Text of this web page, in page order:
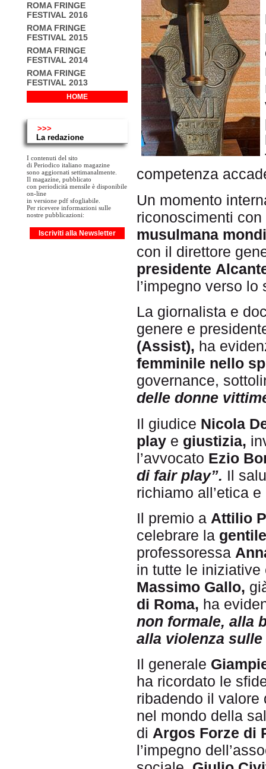
ROMA FRINGE
FESTIVAL 2016
ROMA FRINGE
FESTIVAL 2015
ROMA FRINGE
FESTIVAL 2014
ROMA FRINGE
FESTIVAL 2013
HOME
>>>
La redazione
I contenuti del sito
di Periodico italiano magazine
sono aggiornati settimanalmente.
Il magazine, pubblicato
con periodicità mensile è disponibile
on-line
in versione pdf sfogliabile.
Per ricevere informazioni sulle
nostre pubblicazioni:
Iscriviti alla Newsletter
competenza
Un momento
riconoscimenti con
musulmana
con il direttore
presidente
l’impegno verso lo
La giornalista e
genere e
(Assist), ha
femminile nello
governance,
delle donne
Il giudice Nicola
play e giustizia,
l’avvocato Ezio
di fair play”. Il
richiamo all’etica
Il premio a Attilio
celebrare la
professoressa
in tutte le
Massimo Gallo,
di Roma, ha
non formale, alla
alla violenza sulle
Il generale
ha ricordato le
ribadendo il
nel mondo della
di Argos Forze di
l’impegno